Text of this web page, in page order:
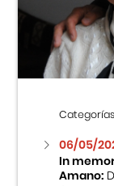
Centro
Cursos
Museo
Fondo
Teatro
06/05/
In
Amano: